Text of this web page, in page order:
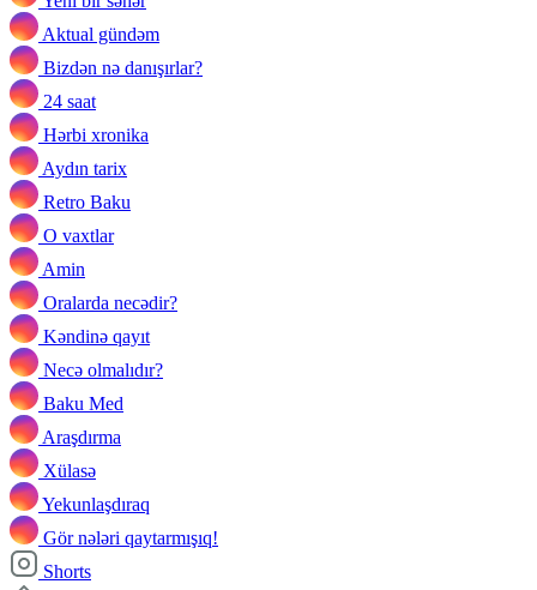
Aktual gündəm
Bizdən nə danışırlar?
24 saat
Hərbi xronika
Aydın tarix
Retro Baku
O vaxtlar
Amin
Oralarda necədir?
Kəndinə qayıt
Necə olmalıdır?
Baku Med
Araşdırma
Xülasə
Yekunlaşdıraq
Gör nələri qaytarmışıq!
Shorts